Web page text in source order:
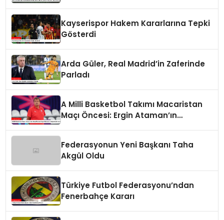
Kayserispor Hakem Kararlarına Tepki
Gösterdi
Arda Güler, Real Madrid’in Zaferinde
Parladı
A Milli Basketbol Takımı Macaristan
Maçı Öncesi: Ergin Ataman’ın
Federasyonun Yeni Başkanı Taha
Akgül Oldu
Türkiye Futbol Federasyonu’ndan
Fenerbahçe Kararı